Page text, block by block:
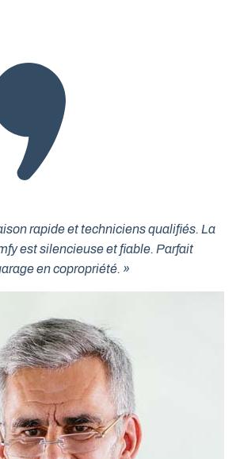
rapide et techniciens qualifiés. La
est silencieuse et fiable. Parfait
en copropriété. »